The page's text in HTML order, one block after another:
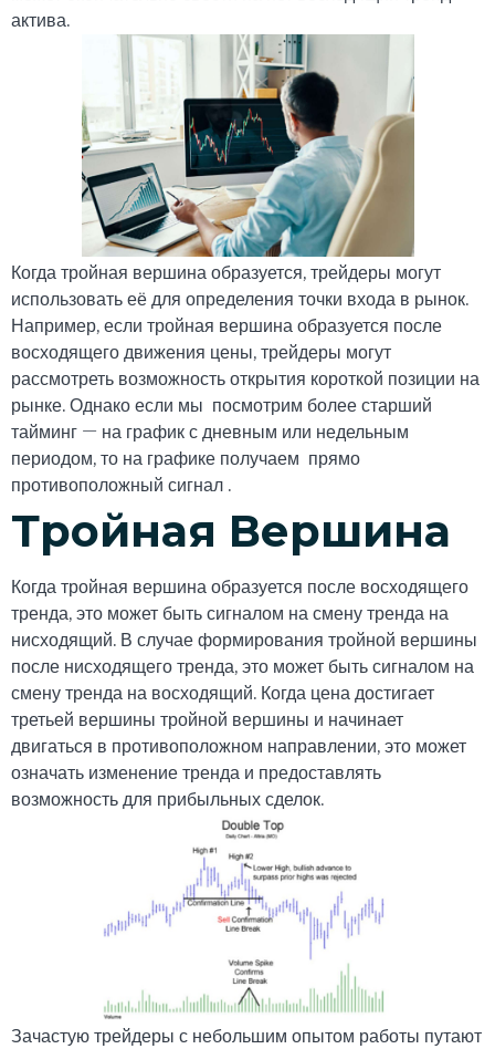
актива.
Когда тройная вершина образуется, трейдеры могут
использовать её для определения точки входа в рынок.
Например, если тройная вершина образуется после
восходящего движения цены, трейдеры могут
рассмотреть возможность открытия короткой позиции на
рынке. Однако если мы посмотрим более старший
тайминг — на график с дневным или недельным
периодом, то на графике получаем прямо
противоположный сигнал .
Тройная Вершина
Когда тройная вершина образуется после восходящего
тренда, это может быть сигналом на смену тренда на
нисходящий. В случае формирования тройной вершины
после нисходящего тренда, это может быть сигналом на
смену тренда на восходящий. Когда цена достигает
третьей вершины тройной вершины и начинает
двигаться в противоположном направлении, это может
означать изменение тренда и предоставлять
возможность для прибыльных сделок.
Зачастую трейдеры с небольшим опытом работы путают